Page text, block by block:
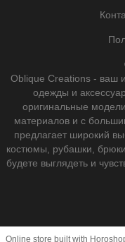
Oblique Creations - ваш
одежды и
оригинальные
материалов и с
предлагает широкий
костюмы, рубашки,
будете выглядеть и
Online store built with